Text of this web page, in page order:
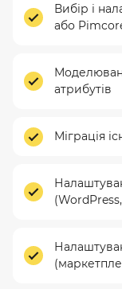
Вибір і
або
атрибутів
Міграція